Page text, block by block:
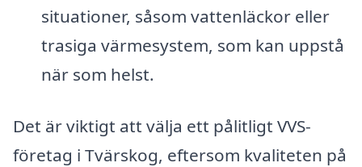
situationer, såsom vattenläckor eller
trasiga värmesystem, som kan uppstå
när som helst.
Det är viktigt att välja ett pålitligt VVS-
företag i Tvärskog, eftersom kvaliteten på